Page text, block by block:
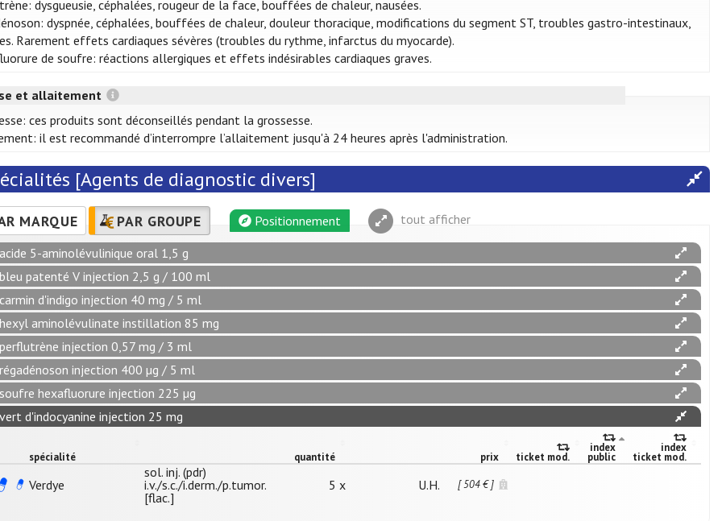
dysgueusie, céphalées, rougeur de la face, bouffées de chaleur, nausées.
dyspnée, céphalées, bouffées de chaleur, douleur thoracique, modifications du segment ST, troubles gastro-intestinaux,
Rarement effets cardiaques sévères (troubles du rythme, infarctus du myocarde).
de soufre: réactions allergiques et effets indésirables cardiaques graves.
et allaitement
ces produits sont déconseillés pendant la grossesse.
il est recommandé d’interrompre l’allaitement jusqu'à 24 heures après l'administration.
[Agents de diagnostic divers]
MARQUE PAR GROUPE Positionnement tout afficher
acide 5-aminolévulinique oral 1,5 g
bleu patenté V injection 2,5 g / 100 ml
carmin d'indigo injection 40 mg / 5 ml
hexyl aminolévulinate instillation 85 mg
perflutrène injection 0,57 mg / 3 ml
régadénoson injection 400 µg / 5 ml
soufre hexafluorure injection 225 µg
vert d'indocyanine injection 25 mg
spécialité quantité prix ticket mod.
index
public
index
ticket mod.
Verdye
sol. inj. (pdr)
i.v./s.c./i.derm./p.tumor.
[flac.]
5 x U.H. [ 504 € ]